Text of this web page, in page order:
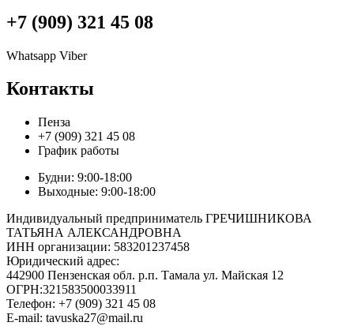
+7 (909) 321 45 08
Whatsapp Viber
Контакты
Пенза
+7 (909) 321 45 08
График работы
Будни: 9:00-18:00
Выходные: 9:00-18:00
Индивидуальный предприниматель ГРЕЧИШНИКОВА
ТАТЬЯНА АЛЕКСАНДРОВНА
ИНН организации: 583201237458
Юридический адрес:
442900 Пензенская обл. р.п. Тамала ул. Майская 12
ОГРН:321583500033911
Телефон: +7 (909) 321 45 08
E-mail: tavuska27@mail.ru